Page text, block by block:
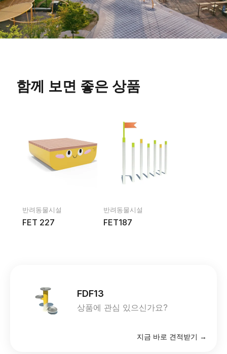
함께 보면 좋은 상품
반려동물시설
FET 227
반려동물시설
FET187
FDF13
상품에 관심 있으신가요?
지금 바로 견적받기 →